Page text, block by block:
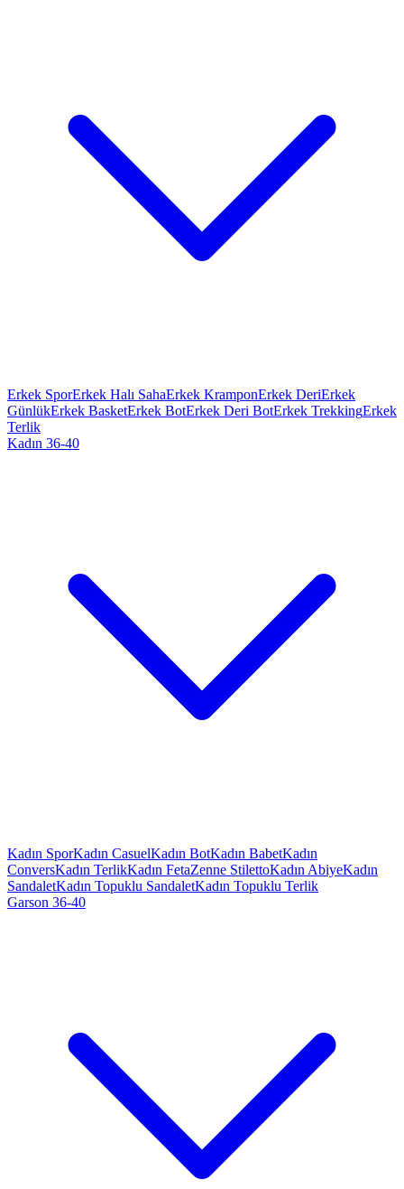
Erkek SporErkek Halı SahaErkek KramponErkek DeriErkek
GünlükErkek BasketErkek BotErkek Deri BotErkek TrekkingErkek
Terlik
Kadın 36-40
Kadın SporKadın CasuelKadın BotKadın BabetKadın
ConversKadın TerlikKadın FetaZenne StilettoKadın AbiyeKadın
SandaletKadın Topuklu SandaletKadın Topuklu Terlik
Garson 36-40